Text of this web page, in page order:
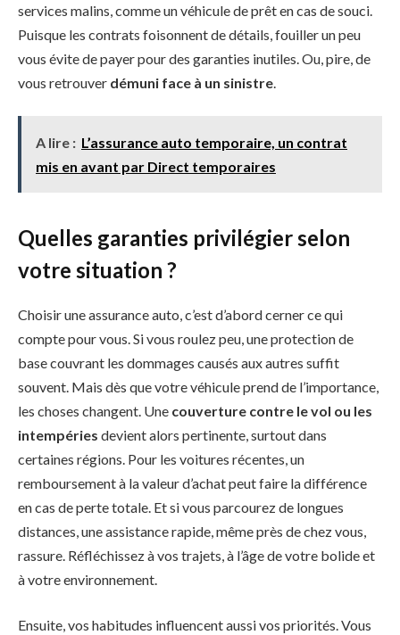
services malins, comme un véhicule de prêt en cas de souci.
Puisque les contrats foisonnent de détails, fouiller un peu
vous évite de payer pour des garanties inutiles. Ou, pire, de
vous retrouver démuni face à un sinistre
A lire : L’assurance auto temporaire, un contrat
mis en avant par Direct temporaires
Quelles garanties privilégier selon
votre situation ?
Choisir une assurance auto, c’est d’abord cerner ce qui
compte pour vous. Si vous roulez peu, une protection de
base couvrant les dommages causés aux autres suffit
souvent. Mais dès que votre véhicule prend de l’importance,
les choses changent. Une couverture contre le vol ou les
intempéries devient alors pertinente, surtout dans
certaines régions. Pour les voitures récentes, un
remboursement à la valeur d’achat peut faire la différence
en cas de perte totale. Et si vous parcourez de longues
distances, une assistance rapide, même près de chez vous,
rassure. Réfléchissez à vos trajets, à l’âge de votre bolide et
à votre environnement.
Ensuite, vos habitudes influencent aussi vos priorités. Vous